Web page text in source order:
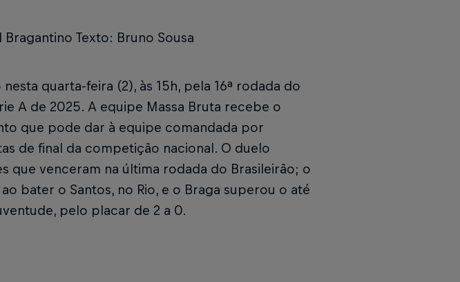
Texto: Bruno Sousa
quarta-feira (2), às 15h, pela 16ª rodada do
A de 2025. A equipe Massa Bruta recebe o
que pode dar à equipe comandada por
de final da competição nacional. O duelo
que venceram na última rodada do Brasileirão; o
bater o Santos, no Rio, e o Braga superou o até
pelo placar de 2 a 0.